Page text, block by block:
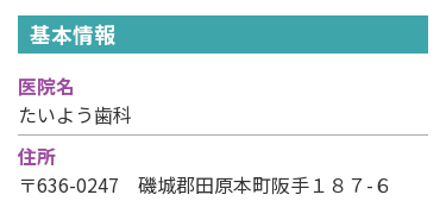
基本情報
医院名
たいよう歯科
住所
〒636-0247 磯城郡田原本町阪手１８７-６